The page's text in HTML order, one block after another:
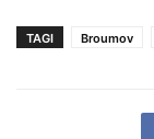
TAGI Broumov